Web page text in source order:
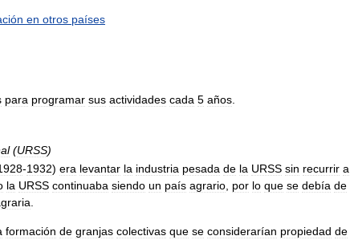
en otros países
para programar sus actividades cada 5 años
(URSS)
-1932) era levantar la industria pesada de la URSS sin recurrir a
la URSS continuaba siendo un país agrario, por lo que se debía de
.
formación de granjas colectivas que se considerarían propiedad de